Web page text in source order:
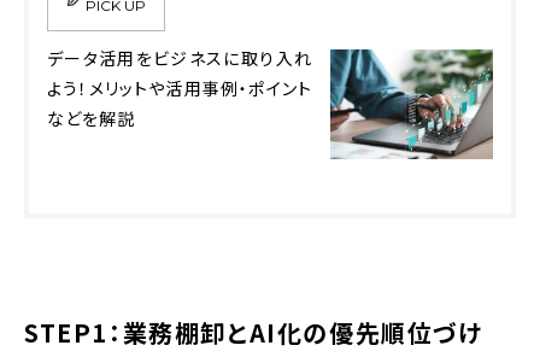
PICK UP
データ活用をビジネスに取り入れ
よう！メリットや活用事例・ポイント
などを解説
STEP1：業務棚卸とAI化の優先順位づけ